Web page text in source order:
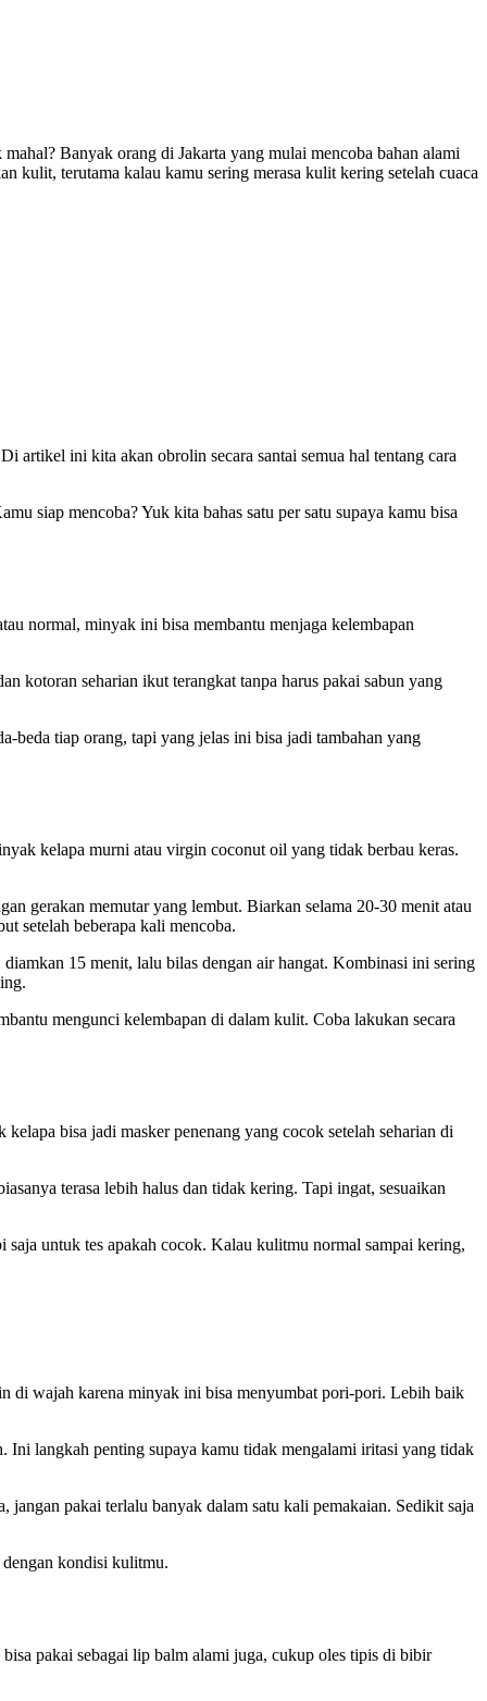
Banyak orang di Jakarta yang mulai mencoba bahan alami
kulit, terutama kalau kamu sering merasa kulit kering setelah cuaca
artikel ini kita akan obrolin secara santai semua hal tentang cara
siap mencoba? Yuk kita bahas satu per satu supaya kamu bisa
normal, minyak ini bisa membantu menjaga kelembapan
kotoran seharian ikut terangkat tanpa harus pakai sabun yang
beda tiap orang, tapi yang jelas ini bisa jadi tambahan yang
kelapa murni atau virgin coconut oil yang tidak berbau keras.
gerakan memutar yang lembut. Biarkan selama 20-30 menit atau
setelah beberapa kali mencoba.
15 menit, lalu bilas dengan air hangat. Kombinasi ini sering
mengunci kelembapan di dalam kulit. Coba lakukan secara
bisa jadi masker penenang yang cocok setelah seharian di
terasa lebih halus dan tidak kering. Tapi ingat, sesuaikan
untuk tes apakah cocok. Kalau kulitmu normal sampai kering,
di wajah karena minyak ini bisa menyumbat pori-pori. Lebih baik
Ini langkah penting supaya kamu tidak mengalami iritasi yang tidak
pakai terlalu banyak dalam satu kali pemakaian. Sedikit saja
kondisi kulitmu.
pakai sebagai lip balm alami juga, cukup oles tipis di bibir